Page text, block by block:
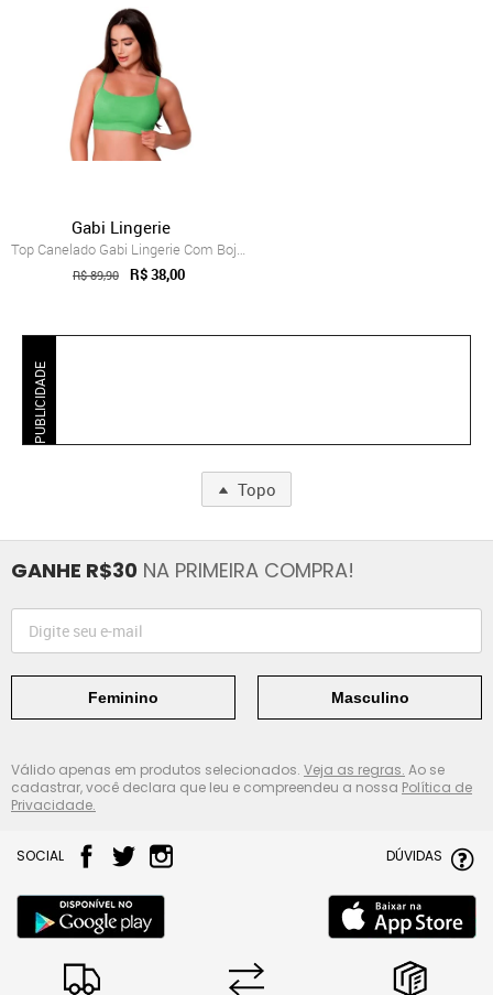
Gabi Lingerie
Top Canelado Gabi Lingerie Com Bojo Remo...
R$ 89,90 R$ 38,00
PUBLICIDADE
Topo
GANHE R$30 NA PRIMEIRA COMPRA!
Feminino Masculino
Válido apenas em produtos selecionados. Veja as regras. Ao se
cadastrar, você declara que leu e compreendeu a nossa Política de
Privacidade.
SOCIAL DÚVIDAS